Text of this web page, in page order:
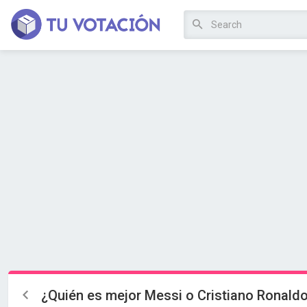
¿Quién es mejor Messi o Cristiano